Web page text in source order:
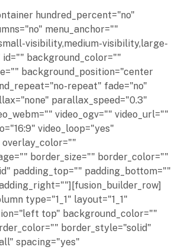
hundred_percent="no"
menu_anchor=""
visibility,medium-visibility,large-
background_color=""
background_position="center
repeat" fade="no"
parallax_speed="0.3"
video_ogv="" video_url=""
video_loop="yes"
border_size="" border_color=""
padding_top="" padding_bottom=""
type="1_1" layout="1_1"
top" background_color=""
border_style="solid"
spacing="yes"